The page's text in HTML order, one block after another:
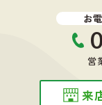
お
営
来